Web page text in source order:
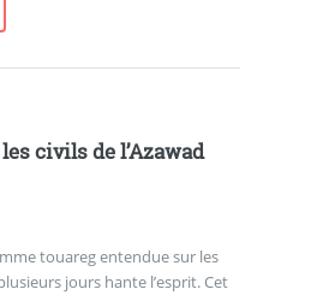
civils de l’Azawad
touareg entendue sur les
jours hante l’esprit. Cet